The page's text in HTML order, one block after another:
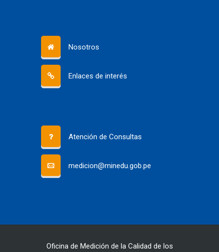
Nosotros
Enlaces de interés
Atención de Consultas
medicion@minedu.gob.pe
Oficina de Medición de la Calidad de los